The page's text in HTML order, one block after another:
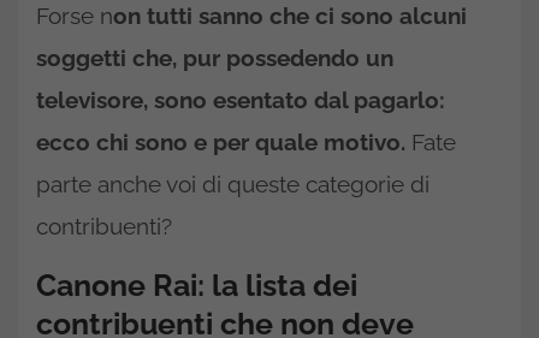
Forse non tutti sanno che ci sono alcuni
soggetti che, pur possedendo un
televisore, sono esentato dal pagarlo:
ecco chi sono e per quale motivo. Fate
parte anche voi di queste categorie di
contribuenti?
Canone Rai: la lista dei
contribuenti che non deve